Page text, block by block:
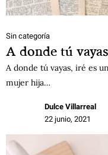
Sin categoría
A donde tú
A donde tú vayas, iré es
mujer hija…
Dulce Villarreal
22 junio, 2021